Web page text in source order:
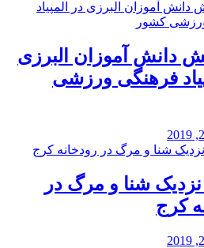
دانش آموزان البرزی
فرهنگی ورزشی
شنا و مرگ در
کرج